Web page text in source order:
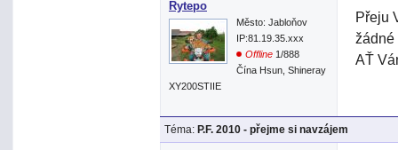
Rytepo
Město: Jabloňov
IP:81.19.35.xxx
Offline 1/888
Čína Hsun, Shineray
XY200STIIE
Přeju
žádné
AŤ
Téma: P.F. 2010 - přejme si navzájem